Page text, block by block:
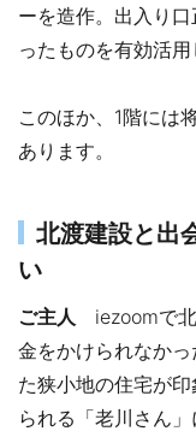
ーを造作。出入り
ったものを有効活用
このほか、1階には
あります。
北渡建設と出
い
ご主人 iezoomで
金をかけられなか
た狭小地の住宅が
られる「老川さん